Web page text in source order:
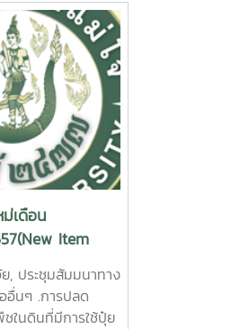
Red Tilapia
x
Friendly
Thepparath
Maejo
3. การศึกษา
อยวัตถุดิบพื้นบ้าน
าหารเลี้ยงปลานิล
ป็นอาหารปลอดภัย.
งานผลการวิจัย
66 หน้า. เลขเรียก
11 In vitro
of local
Nile Tilapia
feed
นผลการวิจัย
248 หน้า. เลข
/ 01 An
of Plant
of
Nopmanee
Report
2015.ผลของ
และคุณภาพของน้ำ
องเนื้อไม้
ละแม จังหวัดชุมพร
ายงานผลการ
ม่โจ้ 24 หน้า. เลข
/ 02Effecto of
and Quality of
เดือน
Item
, ประชุมสัมมนาทาง
อื่นๆ .การปลด
ในดินที่มีการใช้ปุ๋ย